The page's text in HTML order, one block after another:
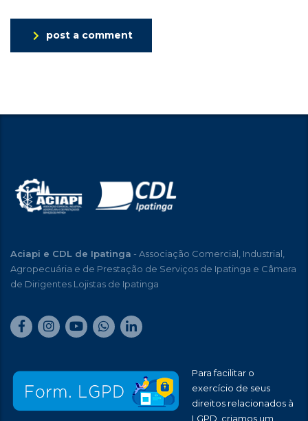
post a comment
Aciapi e CDL de Ipatinga - Associação Comercial, Industrial,
Agropecuária e de Prestação de Serviços de Ipatinga e Câmara
de Dirigentes Lojistas de Ipatinga
Para facilitar o
exercício de seus
direitos relacionados à
LGPD, criamos um